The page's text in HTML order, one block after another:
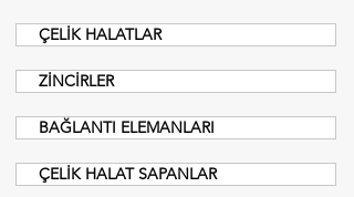
ÇELİK HALATLAR
ZİNCİRLER
BAĞLANTI ELEMANLARI
ÇELİK HALAT SAPANLAR